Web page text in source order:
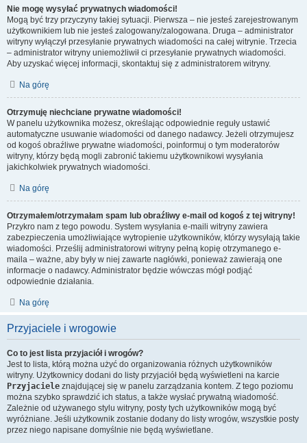
Nie mogę wysyłać prywatnych wiadomości!
Mogą być trzy przyczyny takiej sytuacji. Pierwsza – nie jesteś zarejestrowanym
użytkownikiem lub nie jesteś zalogowany/zalogowana. Druga – administrator
witryny wyłączył przesyłanie prywatnych wiadomości na całej witrynie. Trzecia
– administrator witryny uniemożliwił ci przesyłanie prywatnych wiadomości.
Aby uzyskać więcej informacji, skontaktuj się z administratorem witryny.
Na górę
Otrzymuję niechciane prywatne wiadomości!
W panelu użytkownika możesz, określając odpowiednie reguły ustawić
automatyczne usuwanie wiadomości od danego nadawcy. Jeżeli otrzymujesz
od kogoś obraźliwe prywatne wiadomości, poinformuj o tym moderatorów
witryny, którzy będą mogli zabronić takiemu użytkownikowi wysyłania
jakichkolwiek prywatnych wiadomości.
Na górę
Otrzymałem/otrzymałam spam lub obraźliwy e-mail od kogoś z tej witryny!
Przykro nam z tego powodu. System wysyłania e-maili witryny zawiera
zabezpieczenia umożliwiające wytropienie użytkowników, którzy wysyłają takie
wiadomości. Prześlij administratorowi witryny pełną kopię otrzymanego e-
maila – ważne, aby były w niej zawarte nagłówki, ponieważ zawierają one
informacje o nadawcy. Administrator będzie wówczas mógł podjąć
odpowiednie działania.
Na górę
Przyjaciele i wrogowie
Co to jest lista przyjaciół i wrogów?
Jest to lista, którą można użyć do organizowania różnych użytkowników
witryny. Użytkownicy dodani do listy przyjaciół będą wyświetleni na karcie
Przyjaciele znajdującej się w panelu zarządzania kontem. Z tego poziomu
można szybko sprawdzić ich status, a także wysłać prywatną wiadomość.
Zależnie od używanego stylu witryny, posty tych użytkowników mogą być
wyróżniane. Jeśli użytkownik zostanie dodany do listy wrogów, wszystkie posty
przez niego napisane domyślnie nie będą wyświetlane.